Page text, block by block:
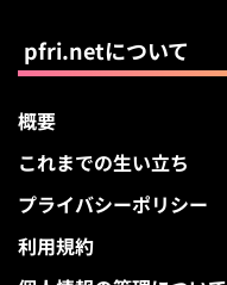
pfri.netについて
概要
これまでの生い立ち
プライバシーポリシー
利用規約